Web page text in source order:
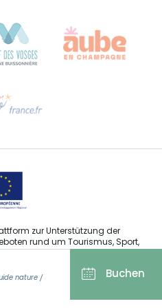
nature / Buchen
per E-Mail an
zur Unterstützung der
rund um Tourismus, Sport,
Region Grand Est wurde im
Europäischen Union zur
vom Europäischen Fonds